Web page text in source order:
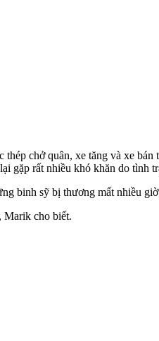
chở quân, xe tăng và xe
gặp rất nhiều khó khăn do tình
binh sỹ bị thương mất nhiều
Marik cho biết.